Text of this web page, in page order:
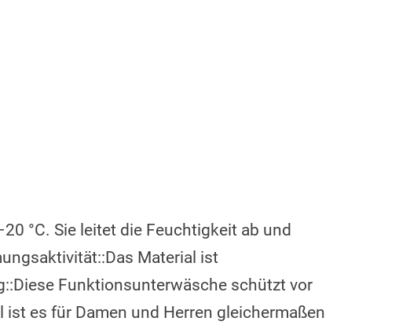
°C. Sie leitet die Feuchtigkeit ab und
Material ist
Funktionsunterwäsche schützt vor
es für Damen und Herren gleichermaßen